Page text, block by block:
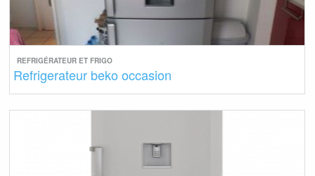
REFRIGÉRATEUR ET FRIGO
Refrigerateur beko occasion